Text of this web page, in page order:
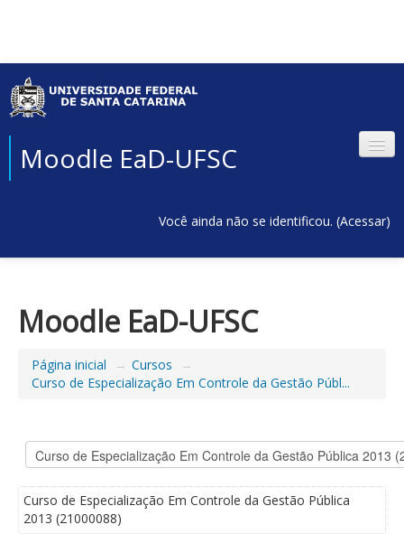
Moodle EaD-UFSC
Você ainda não se identificou. (Acessar)
Moodle EaD-UFSC
Página inicial → Cursos
→
Curso de Especialização Em Controle da Gestão Públ...
Curso de Especialização Em Controle da Gestão Pública
2013 (21000088)